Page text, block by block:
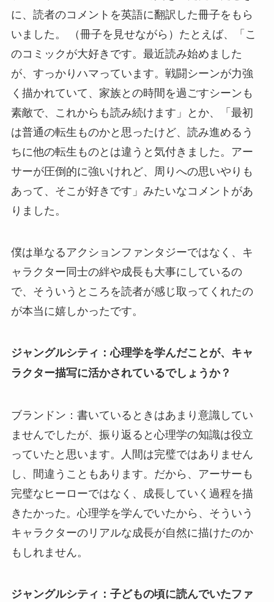
に、読者のコメントを英語に翻訳した冊子をもら
いました。 （冊子を見せながら）たとえば、「こ
のコミックが大好きです。最近読み始めました
が、すっかりハマっています。戦闘シーンが力強
く描かれていて、家族との時間を過ごすシーンも
素敵で、これからも読み続けます」とか、「最初
は普通の転生ものかと思ったけど、読み進めるう
ちに他の転生ものとは違うと気付きました。アー
サーが圧倒的に強いけれど、周りへの思いやりも
あって、そこが好きです」みたいなコメントがあ
りました。
僕は単なるアクションファンタジーではなく、キ
ャラクター同士の絆や成長も大事にしているの
で、そういうところを読者が感じ取ってくれたの
が本当に嬉しかったです。
ジャングルシティ：心理学を学んだことが、キャ
ラクター描写に活かされているでしょうか？
ブランドン：書いているときはあまり意識してい
ませんでしたが、振り返ると心理学の知識は役立
っていたと思います。人間は完璧ではありません
し、間違うこともあります。だから、アーサーも
完璧なヒーローではなく、成長していく過程を描
きたかった。心理学を学んでいたから、そういう
キャラクターのリアルな成長が自然に描けたのか
もしれません。
ジャングルシティ：子どもの頃に読んでいたファ